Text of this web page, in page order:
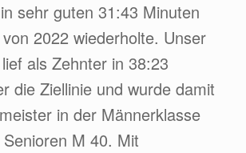
sehr guten 31:43 Minuten
2022 wiederholte. Unser
als Zehnter in 38:23
die Ziellinie und wurde damit
in der Männerklasse
M 40. Mit